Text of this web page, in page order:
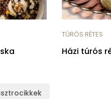
TÚRÓS RÉTES
Házi túrós